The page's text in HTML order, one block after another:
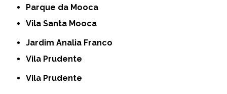
Parque da Mooca
Vila Santa Mooca
Jardim Analia Franco
Vila Prudente
Vila Prudente